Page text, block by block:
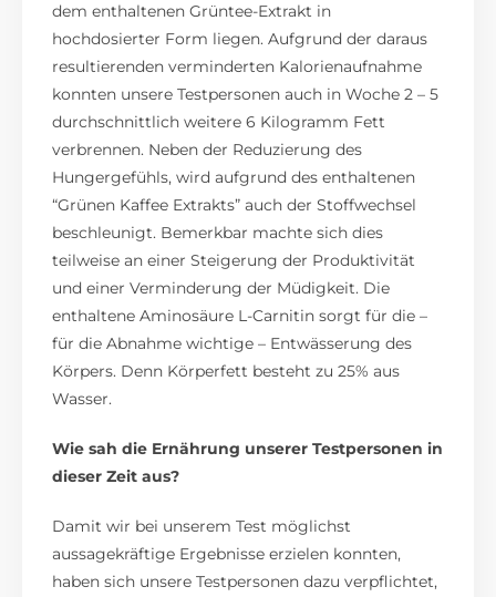
dem enthaltenen Grüntee-Extrakt in
hochdosierter Form liegen. Aufgrund der daraus
resultierenden verminderten Kalorienaufnahme
konnten unsere Testpersonen auch in Woche 2 – 5
durchschnittlich weitere 6 Kilogramm Fett
verbrennen. Neben der Reduzierung des
Hungergefühls, wird aufgrund des enthaltenen
“Grünen Kaffee Extrakts” auch der Stoffwechsel
beschleunigt. Bemerkbar machte sich dies
teilweise an einer Steigerung der Produktivität
und einer Verminderung der Müdigkeit. Die
enthaltene Aminosäure L-Carnitin sorgt für die –
für die Abnahme wichtige – Entwässerung des
Körpers. Denn Körperfett besteht zu 25% aus
Wasser.
Wie sah die Ernährung unserer Testpersonen in
dieser Zeit aus?
Damit wir bei unserem Test möglichst
aussagekräftige Ergebnisse erzielen konnten,
haben sich unsere Testpersonen dazu verpflichtet,